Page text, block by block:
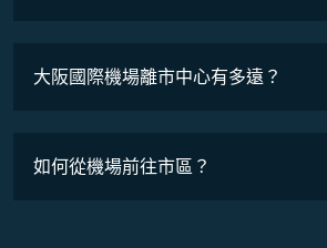
大阪國際機場離市中心有多遠？
如何從機場前往市區？